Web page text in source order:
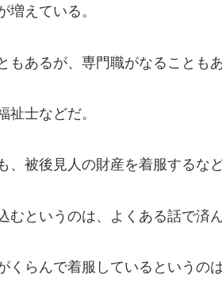
増えている。
もあるが、専門職がなることもあ
祉士などだ。
、被後見人の財産を着服するな
むというのは、よくある話で済
くらんで着服しているというの